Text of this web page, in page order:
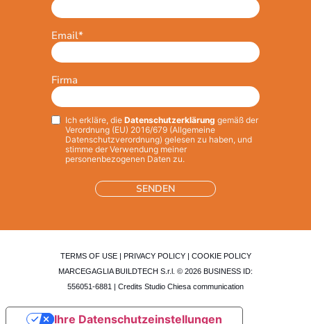
Email*
Firma
Privacy*
Ich erkläre, die Datenschutzerklärung gemäß der
Verordnung (EU) 2016/679 (Allgemeine
Datenschutzverordnung) gelesen zu haben, und
stimme der Verwendung meiner
personenbezogenen Daten zu.
TERMS OF USE| PRIVACY POLICY| COOKIE POLICY
MARCEGAGLIA BUILDTECH S.r.l. © 2026 BUSINESS ID:
556051-6881 | Credits Studio Chiesa communication
Ihre Datenschutzeinstellungen